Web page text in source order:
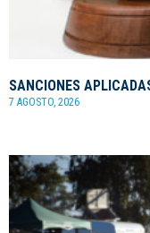
SANCIONES
7 AGOSTO, 2026